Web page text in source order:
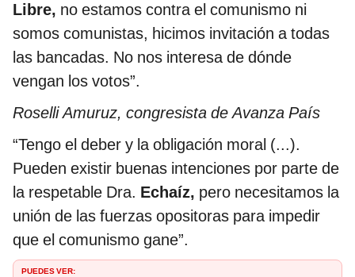
Libre, no estamos contra el comunismo ni
somos comunistas, hicimos invitación a todas
las bancadas. No nos interesa de dónde
vengan los votos”.
Roselli Amuruz, congresista de Avanza País
“Tengo el deber y la obligación moral (...).
Pueden existir buenas intenciones por parte de
la respetable Dra. Echaíz, pero necesitamos la
unión de las fuerzas opositoras para impedir
que el comunismo gane”.
PUEDES VER: